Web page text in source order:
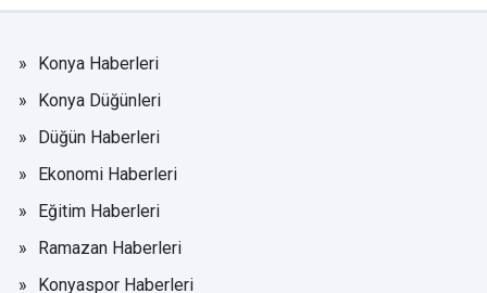
Konya Haberleri
Konya Düğünleri
Düğün Haberleri
Ekonomi Haberleri
Eğitim Haberleri
Ramazan Haberleri
Konyaspor Haberleri